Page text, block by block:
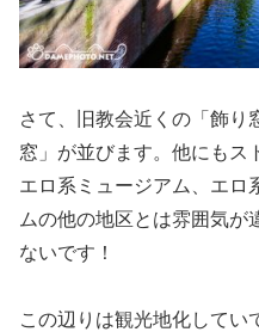
さて、旧教会近くの「飾り
窓」が並びます。他にもス
エロ系ミュージアム、エロ
ムの他の地区とは雰囲気が
ないです！
この辺りは観光地化してい